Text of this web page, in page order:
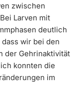
zwischen
Larven mit
deutlich
wir bei den
der Gehrinaktivität
konnten die
im